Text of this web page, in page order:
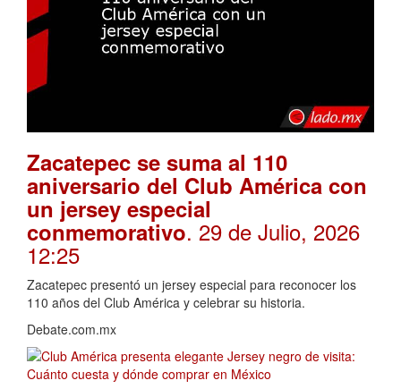
Zacatepec se suma al 110
aniversario del Club América con
un jersey especial
conmemorativo. 29 de Julio, 2026
12:25
Zacatepec presentó un jersey especial para reconocer los
110 años del Club América y celebrar su historia.
Debate.com.mx